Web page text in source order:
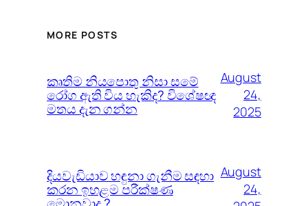
MORE POSTS
කෘතිම නියපොතු නිසා සමේ
රෝග ඇති විය හැකිද? විශේෂඥ
මතය දැන ගන්න
August
24,
2025
දියවැඩියාව හඳුනා ගැනීම සඳහා
කරන ඉහළම පරීක්ෂණ
August
24,